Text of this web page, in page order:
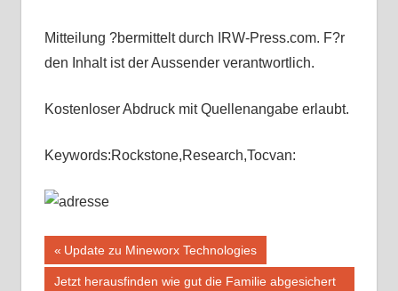
Mitteilung ?bermittelt durch IRW-Press.com. F?r
den Inhalt ist der Aussender verantwortlich.
Kostenloser Abdruck mit Quellenangabe erlaubt.
Keywords:Rockstone,Research,Tocvan:
Beitragsnavigation
Vorheriger
Beitrag:
Update zu Mineworx Technologies
Nächster
Jetzt herausfinden wie gut die Familie abgesichert